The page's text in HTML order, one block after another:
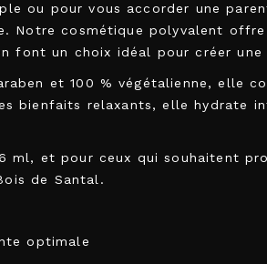
ou pour vous accorder une
Notre cosmétique polyvalent
font un choix idéal pour créer
et 100 % végétalienne, elle
bienfaits relaxants, elle hydrate
ml, et pour ceux qui souhaitent
de Santal.
optimale